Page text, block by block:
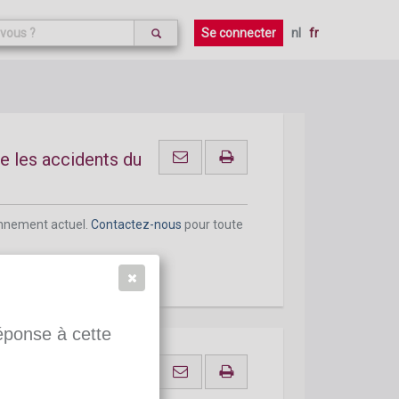
Se connecter nl fr
les accidents du
actuel. Contactez-nous pour toute
maladies
à cette